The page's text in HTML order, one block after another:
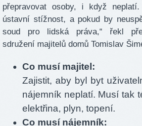
přepravovat osoby, i když
ústavní stížnost, a pokud by
soud pro lidská práva,“ řekl
sdružení majitelů domů Tomislav
Co musí majitel:
Zajistit, aby byl byt
nájemník neplatí. Musí tak
elektřina, plyn, topení.
Co musí nájemník: